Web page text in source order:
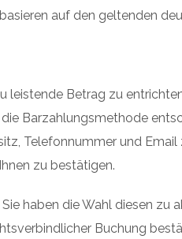
auf den geltenden
Betrag zu
Barzahlungsmethode
Telefonnummer und
zu bestätigen.
haben die Wahl diesen zu
Buchung